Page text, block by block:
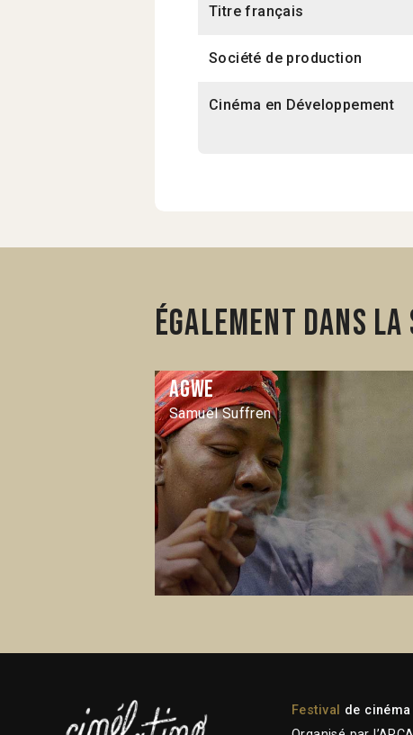
Titre français
Société de production
Cinéma en Développement
Également dans
Agwe
Samuel Suffren
Festival
de